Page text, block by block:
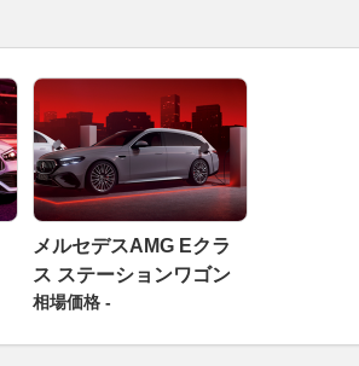
メルセデスAMG Eクラ
ス ステーションワゴン
相場価格 -